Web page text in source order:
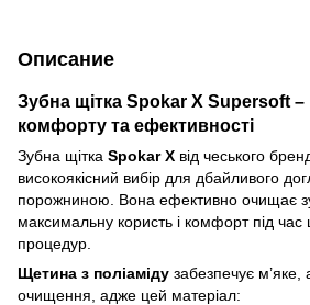
Описание
Зубна щітка Spokar X Supersoft –
комфорту та ефективності
Зубна щітка Spokar X від чеського
високоякісний вибір для дбайливого
порожниною. Вона ефективно очищає
максимальну користь і комфорт під час
процедур.
Щетина з поліаміду забезпечує м’яке,
очищення, адже цей матеріал: